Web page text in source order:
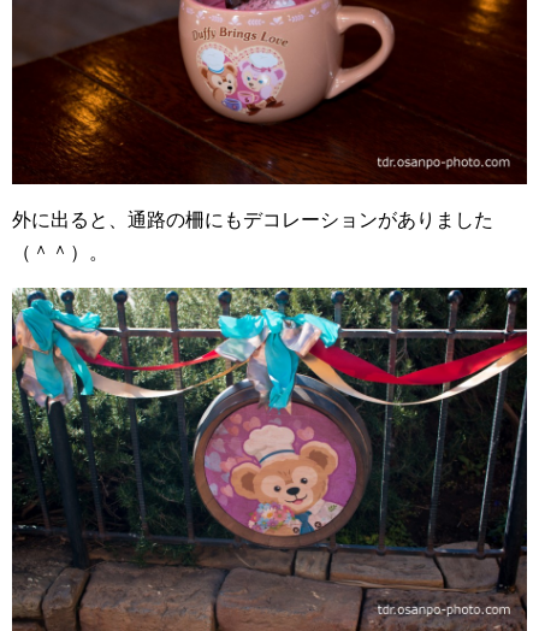
外に出ると、通路の柵にもデコレーションがありました
（＾＾）。